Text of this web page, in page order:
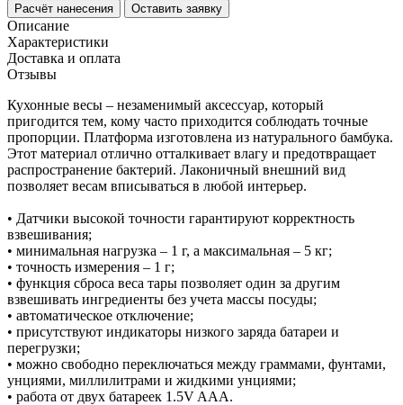
Расчёт нанесения Оставить заявку
Описание
Характеристики
Доставка и оплата
Отзывы
Кухонные весы – незаменимый аксессуар, который
пригодится тем, кому часто приходится соблюдать точные
пропорции. Платформа изготовлена из натурального бамбука.
Этот материал отлично отталкивает влагу и предотвращает
распространение бактерий. Лаконичный внешний вид
позволяет весам вписываться в любой интерьер.
• Датчики высокой точности гарантируют корректность
взвешивания;
• минимальная нагрузка – 1 г, а максимальная – 5 кг;
• точность измерения – 1 г;
• функция сброса веса тары позволяет один за другим
взвешивать ингредиенты без учета массы посуды;
• автоматическое отключение;
• присутствуют индикаторы низкого заряда батареи и
перегрузки;
• можно свободно переключаться между граммами, фунтами,
унциями, миллилитрами и жидкими унциями;
• работа от двух батареек 1.5V AAA.